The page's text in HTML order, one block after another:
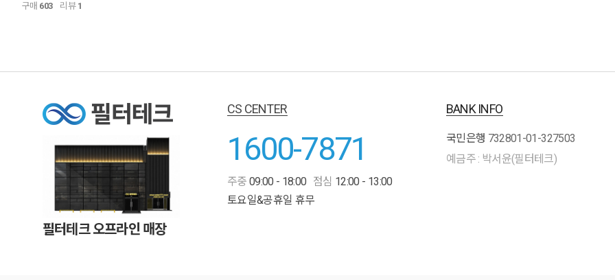
구매 603 리뷰 1
필터테크 오프라인 매장
CS CENTER
1600-7871
주중 09:00 - 18:00 점심 12:00 - 13:00
토요일&공휴일 휴무
BANK INFO
국민은행 732801-01-327503
예금주 : 박서윤(필터테크)